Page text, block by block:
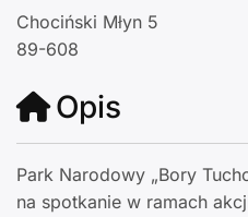
Chociński Młyn 5
89-608
Opis
Park Narodowy „Bory
na spotkanie w ramach